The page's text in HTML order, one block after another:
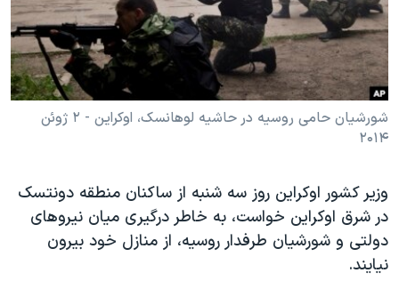
فرهنگ و زندگی
حقوق شهروندی
اقتصادی
علم و فناوری
اسرائیل در جنگ
آرشیو پخش زنده
مستندها
انتخابات ریاست جمهوری آمریکا ۲۰۲۴
حمله جمهوری اسلامی به اسرائیل
رمز مهسا
ورزش زنان در ایران
مجموعه مستندهای دادخواهی
تریبونال مردمی آبان ۹۸
دادگاه حمید نوری
دنبال کنید
زبانهای مختلف
شورشیان حامی روسیه در حاشیه لوهانسک، اوکراین - ۲ ژوئن
۲۰۱۴
وزیر کشور اوکراین روز سه شنبه از ساکنان منطقه دونتسک
در شرق اوکراین خواست، به خاطر درگیری میان نیروهای
دولتی و شورشیان طرفدار روسیه، از منازل خود بیرون
نیایند.